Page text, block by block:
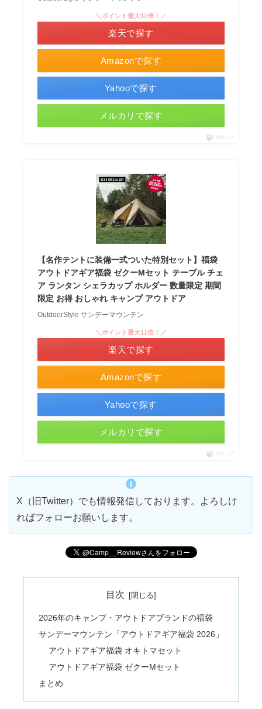
Amazonで探す
＼ポイント最大11倍！／
楽天で探す
Yahooで探す
メルカリで探す
ポチップ
【名作テントに装備一式ついた特別セット】福袋
アウトドアギア福袋 ゼクーMセット テーブル チェ
ア ランタン シェラカップ ホルダー 数量限定 期間
限定 お得 おしゃれ キャンプ アウトドア
OutdoorStyle サンデーマウンテン
Amazonで探す
＼ポイント最大11倍！／
楽天で探す
Yahooで探す
メルカリで探す
ポチップ
X（旧Twitter）でも情報発信しております。よろしけ
ればフォローお願いします。
目次
2026年のキャンプ・アウトドアブランドの福袋
サンデーマウンテン「アウトドアギア福袋 2026」
アウトドアギア福袋 オキトマセット
アウトドアギア福袋 ゼクーMセット
まとめ